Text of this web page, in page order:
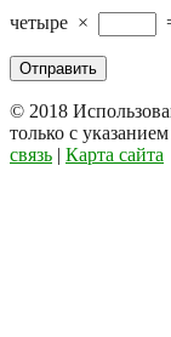
четыре ×
© 2018
только с
связь | Карта сайта